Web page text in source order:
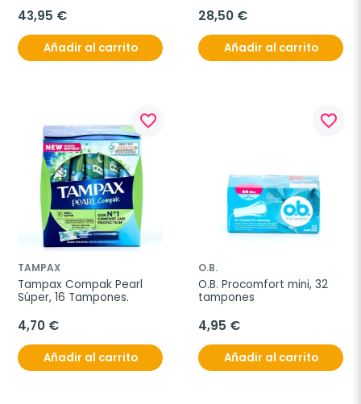
43,95 €
Añadir al carrito
28,50 €
Añadir al carrito
favorite_border
TAMPAX
Tampax Compak Pearl
Súper, 16 Tampones.
4,70 €
Añadir al carrito
favorite_border
O.B.
O.B. Procomfort mini, 32
tampones
4,95 €
Añadir al carrito